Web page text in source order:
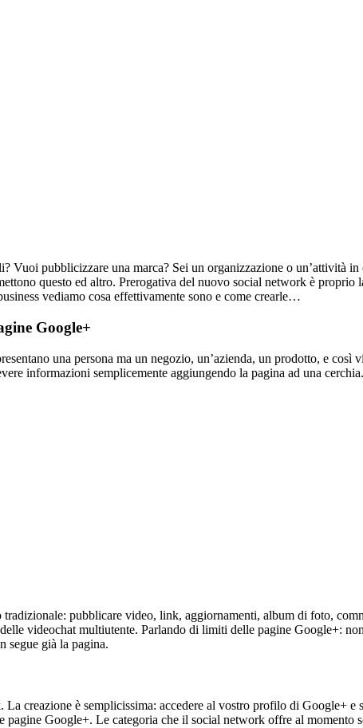
Vuoi pubblicizzare una marca? Sei un organizzazione o un’attività
questo ed altro. Prerogativa del nuovo social network è proprio
vediamo cosa effettivamente sono e come crearle…
Google+
una persona ma un negozio, un’azienda, un prodotto, e
informazioni semplicemente aggiungendo la pagina ad una cerchia.
pubblicare video, link, aggiornamenti, album di foto,
videochat multiutente. Parlando di limiti delle pagine Google+:
segue già la pagina.
creazione è semplicissima: accedere al vostro profilo di Google+
pagine Google+. Le categoria che il social network offre al momento